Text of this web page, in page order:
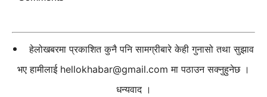
हेलोखबरमा प्रकाशित कुनै पनि सामग्रीबारे केही गुनासो तथा सुझाव
भए हामीलाई hellokhabar@gmail.com मा पठाउन सक्नुहुनेछ ।
धन्यवाद ।